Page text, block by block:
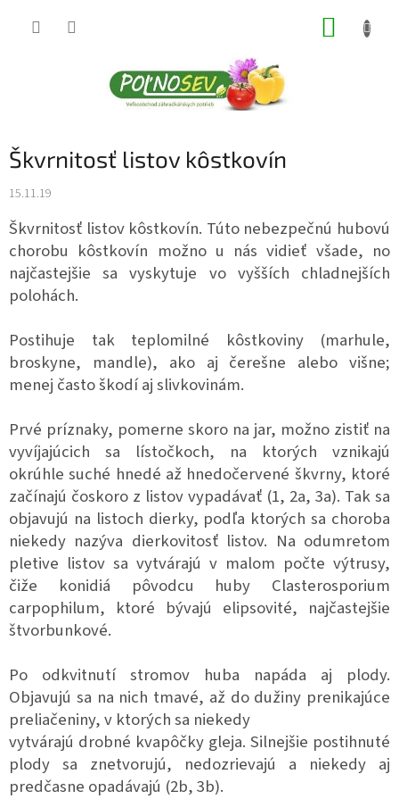
Škvrnitosť listov kôstkovín
15.11.19
Škvrnitosť listov kôstkovín. Túto nebezpečnú hubovú
chorobu kôstkovín možno u nás vidieť všade, no
najčastejšie sa vyskytuje vo vyšších chladnejších
polohách.
Postihuje tak teplomilné kôstkoviny (marhule,
broskyne, mandle), ako aj čerešne alebo višne;
menej často škodí aj slivkovinám.
Prvé príznaky, pomerne skoro na jar, možno zistiť na
vyvíjajúcich sa lístočkoch, na ktorých vznikajú
okrúhle suché hnedé až hnedočervené škvrny, ktoré
začínajú čoskoro z listov vypadávať (1, 2a, 3a). Tak sa
objavujú na listoch dierky, podľa ktorých sa choroba
niekedy nazýva dierkovitosť listov. Na odumretom
pletive listov sa vytvárajú v malom počte výtrusy,
čiže konidiá pôvodcu huby Clasterosporium
carpophilum, ktoré bývajú elipsovité, najčastejšie
štvorbunkové.
Po odkvitnutí stromov huba napáda aj plody.
Objavujú sa na nich tmavé, až do dužiny prenikajúce
preliačeniny, v ktorých sa niekedy
vytvárajú drobné kvapôčky gleja. Silnejšie postihnuté
plody sa znetvorujú, nedozrievajú a niekedy aj
predčasne opadávajú (2b, 3b).